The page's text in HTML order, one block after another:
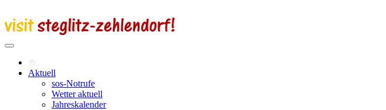
Aktuell
sos-Notrufe
Wetter aktuell
Jahreskalender